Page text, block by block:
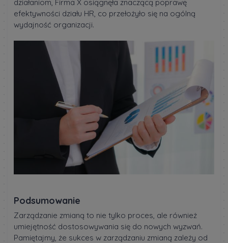
działaniom, Firma X osiągnęła znaczącą poprawę
efektywności działu HR, co przełożyło się na ogólną
wydajność organizacji.
Podsumowanie
Zarządzanie zmianą to nie tylko proces, ale również
umiejętność dostosowywania się do nowych wyzwań.
Pamiętajmy, że sukces w zarządzaniu zmianą zależy od